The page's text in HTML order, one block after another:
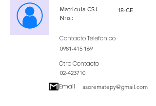
Matricula CSJ
Nro.:
18-CE
Contacto Telefonico
0981-415 169
Otro Contacto
02-423710
Email asorematepy@gmail.com